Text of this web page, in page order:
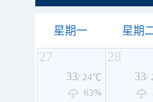
星期一 星期
27
33/ 24℃
63%
28
33/